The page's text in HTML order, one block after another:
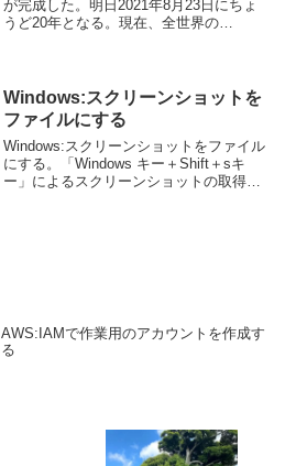
が完成した。明日2021年8月23日にちょ
うど20年となる。現在、全世界の
Windows:スクリーンショットを
ファイルにする
Windows:スクリーンショットをファイル
にする。「Windows キー＋Shift＋sキ
ー」によるスクリーンショットの取得方
AWS:IAMで作業用のアカウントを作成す
る